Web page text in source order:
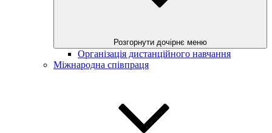
Розгорнути дочірнє меню
Організація дистанційного навчання
Міжнародна співпраця